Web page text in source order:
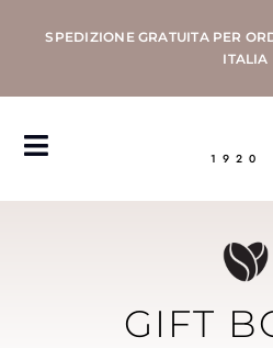
SPEDIZIONE GRATUITA PER
ITALIA
1920
Toggle
Navigation
GIFT